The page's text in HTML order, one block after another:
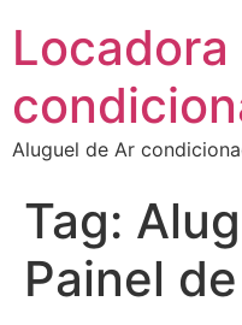
Locadora
Aluguel de Ar
Tag:
Painel